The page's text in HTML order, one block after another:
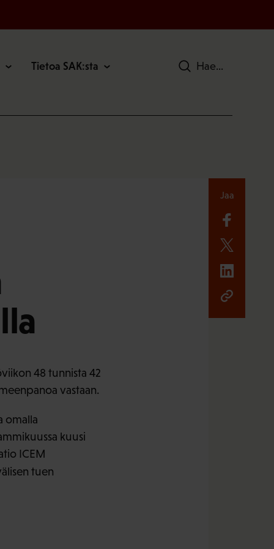
Tietoa SAK:sta Hae
48 tunnista 42
vastaan.
omalla
kuusi
ICEM
tuen
Jaa